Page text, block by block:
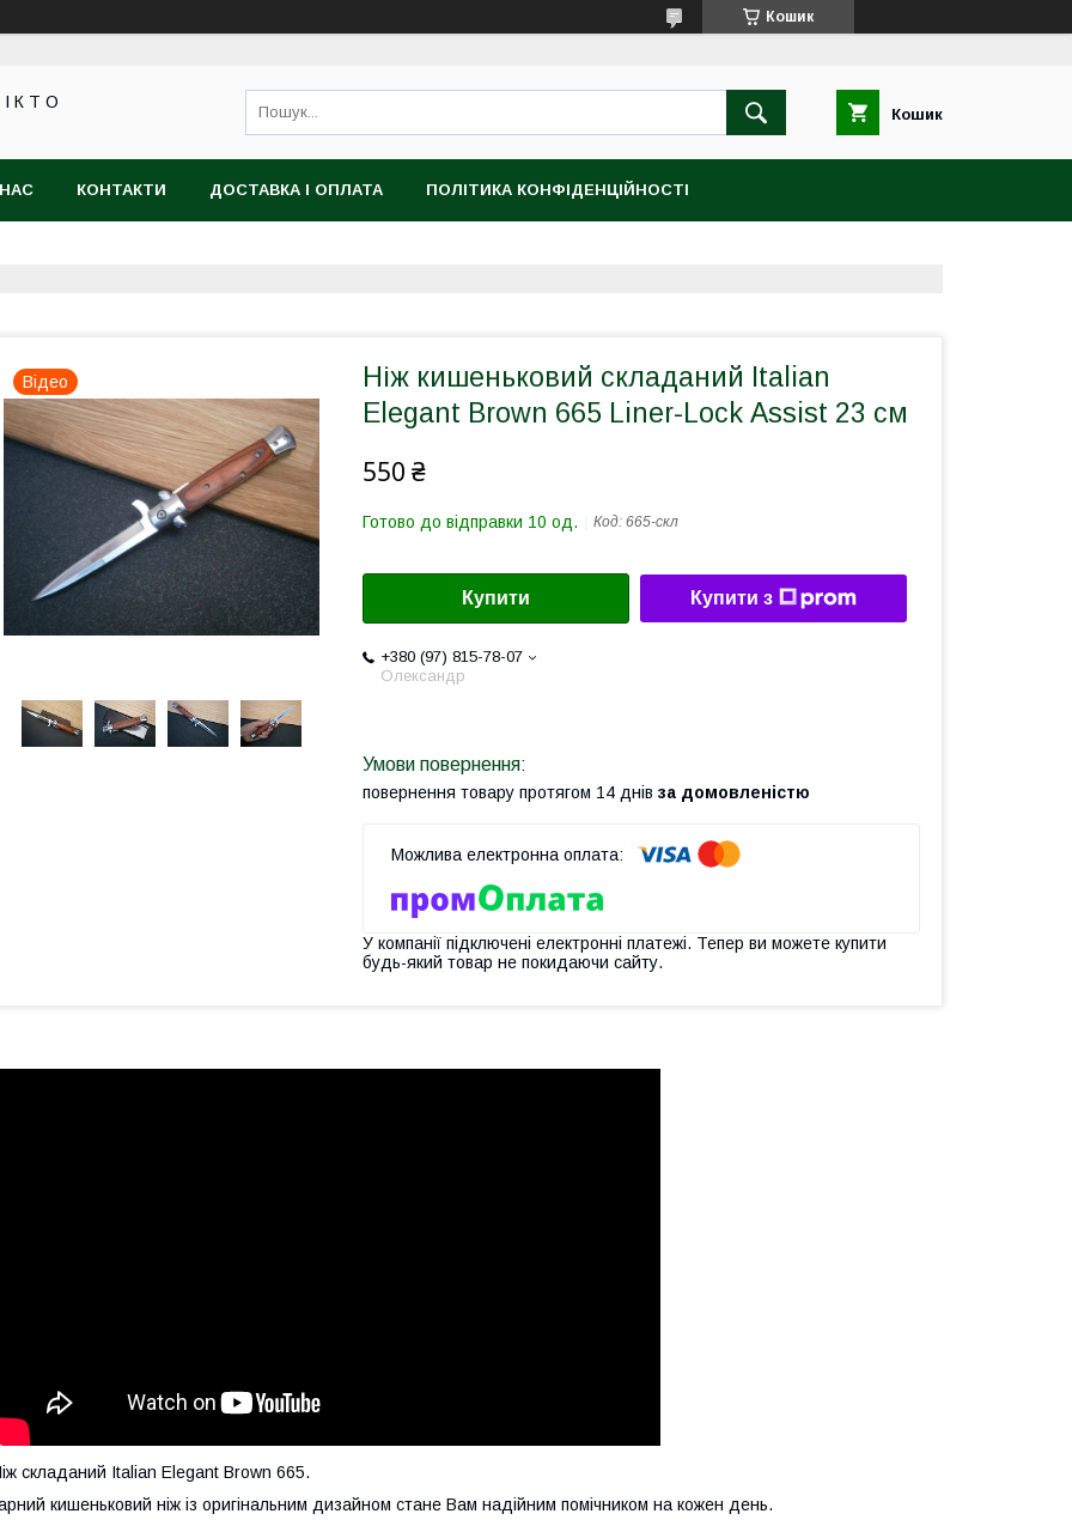
Кошик
І К Т О
Кошик
КОНТАКТИ ДОСТАВКА І ОПЛАТА ПОЛІТИКА КОНФІДЕНЦІЙНОСТІ
Відео
Ніж кишеньковий складаний Italian
Elegant Brown 665 Liner-Lock Аssist 23 см
550 ₴
Готово до відправки 10 од. Код: 665-скл
Купити Купити з
+380 (97) 815-78-07
Олександр
повернення товару протягом 14 днів за домовленістю
У компанії підключені електронні платежі. Тепер ви можете купити
будь-який товар не покидаючи сайту.
складаний Italian Elegant Brown 665.
кишеньковий ніж із оригінальним дизайном стане Вам надійним помічником на кожен день.